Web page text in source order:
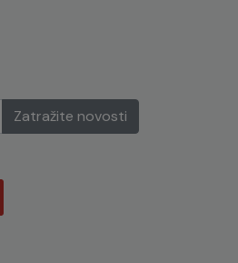
Zatražite novosti